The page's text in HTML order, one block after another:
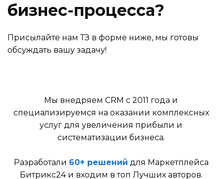
бизнес-процесса?
Присылайте нам ТЗ в форме ниже, мы готовы
обсуждать вашу задачу!
Мы внедряем CRM с 2011 года и
специализируемся на оказании комплексных
услуг для увеличения прибыли и
систематизации бизнеса.
Разработали 60+ решений для Маркетплейса
Битрикс24 и входим в топ Лучших авторов.